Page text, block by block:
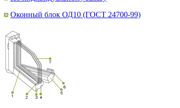
Оконный блок ОД10 (ГОСТ 24700-99)